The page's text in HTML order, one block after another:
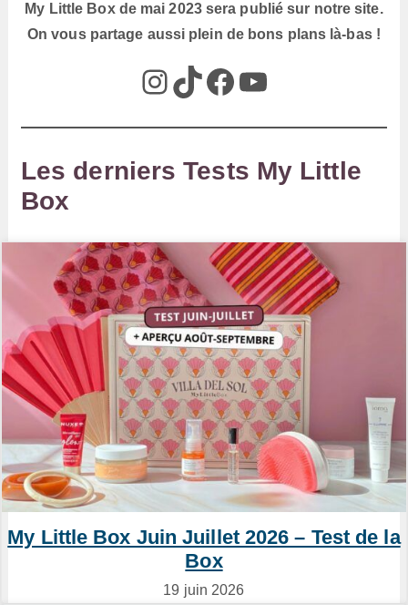
My Little Box de mai 2023 sera publié sur notre site.
On vous partage aussi plein de bons plans là-bas !
@box_az_off
@box_az
Box AZ @Box-AZ
Les derniers Tests My Little
Box
My Little Box Juin Juillet 2026 – Test de la
Box
19 juin 2026